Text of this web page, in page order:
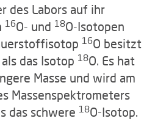
des Labors auf ihr
16O- und 18O-Isotopen
16O besitzt
das Isotop 18O. Es hat
Masse und wird am
Massenspektrometers
das schwere 18O-Isotop.